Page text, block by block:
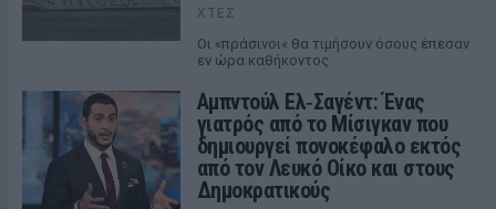
ΧΤΕΣ
Οι «πράσινοι« θα τιμήσουν όσους έπεσαν
εν ώρα καθήκοντος
Αμπντούλ Ελ‑Σαγέντ: Ένας
γιατρός από το Μίσιγκαν που
δημιουργεί πονοκέφαλο εκτός
από τον Λευκό Οίκο και στους
Δημοκρατικούς